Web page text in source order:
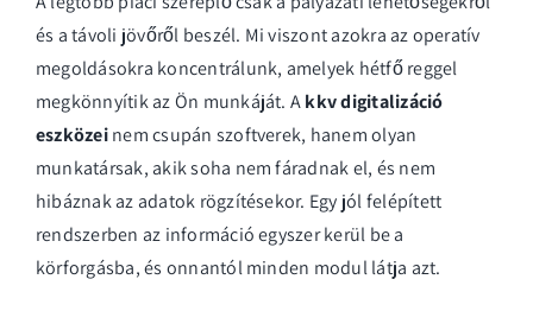
és a távoli jövőről beszél. Mi viszont azokra az operatív
megoldásokra koncentrálunk, amelyek hétfő reggel
megkönnyítik az Ön munkáját. Akkv digitalizáció
eszközeinem csupán szoftverek, hanem olyan
munkatársak, akik soha nem fáradnak el, és nem
hibáznak az adatok rögzítésekor. Egy jól felépített
rendszerben az információ egyszer kerül be a
körforgásba, és onnantól minden modul látja azt.